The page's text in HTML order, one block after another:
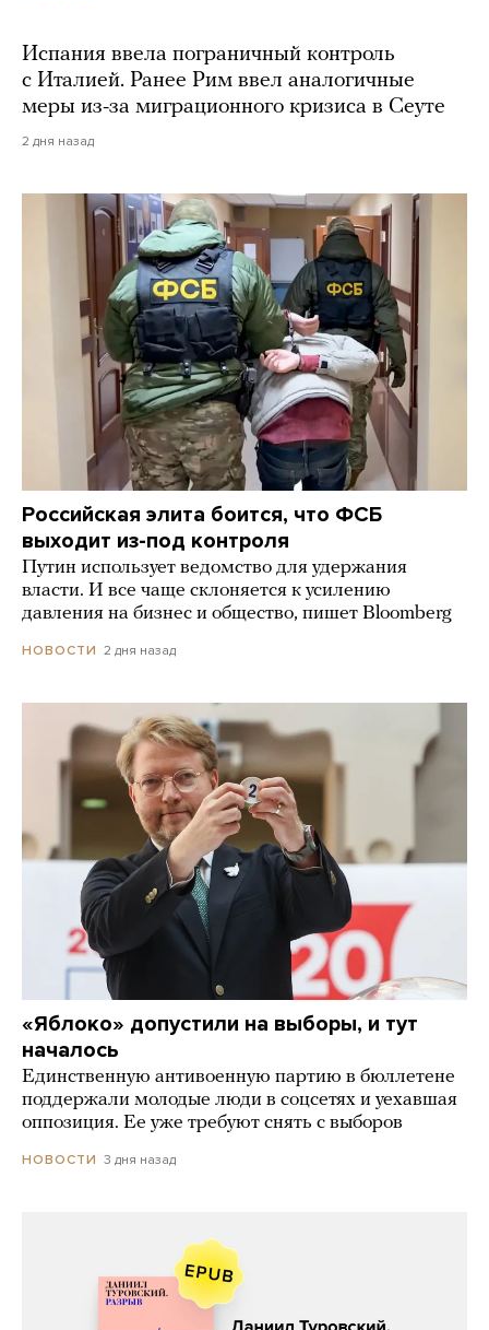
Испания ввела пограничный контроль
с Италией. Ранее Рим ввел аналогичные
меры из-за миграционного кризиса в Сеуте
2 дня назад
Российская элита боится, что ФСБ
выходит из-под контроля
Путин использует ведомство для удержания
власти. И все чаще склоняется к усилению
давления на бизнес и общество, пишет Bloomberg
НОВОСТИ 2 дня назад
«Яблоко» допустили на выборы, и тут
началось
Единственную антивоенную партию в бюллетене
поддержали молодые люди в соцсетях и уехавшая
оппозиция. Ее уже требуют снять с выборов
НОВОСТИ 3 дня назад